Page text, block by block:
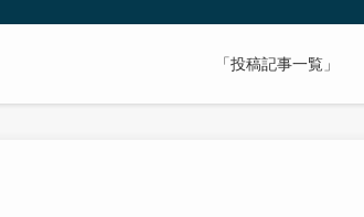
「投稿記事一覧」